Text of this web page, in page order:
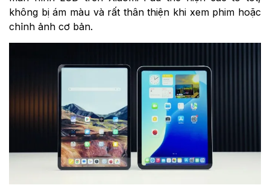
không bị ám màu và rất thân thiện khi xem phim hoặc
chỉnh ảnh cơ bản.